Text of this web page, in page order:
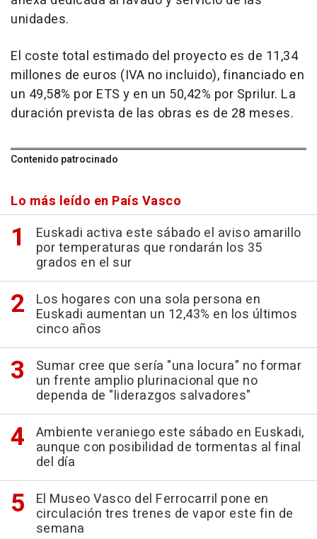
unidades.
El coste total estimado del proyecto es de 11,34
millones de euros (IVA no incluido), financiado en
un 49,58% por ETS y en un 50,42% por Sprilur. La
duración prevista de las obras es de 28 meses.
Contenido patrocinado
Lo más leído en País Vasco
Euskadi activa este sábado el aviso amarillo
por temperaturas que rondarán los 35
grados en el sur
Los hogares con una sola persona en
Euskadi aumentan un 12,43% en los últimos
cinco años
Sumar cree que sería "una locura" no formar
un frente amplio plurinacional que no
dependa de "liderazgos salvadores"
Ambiente veraniego este sábado en Euskadi,
aunque con posibilidad de tormentas al final
del día
El Museo Vasco del Ferrocarril pone en
circulación tres trenes de vapor este fin de
semana